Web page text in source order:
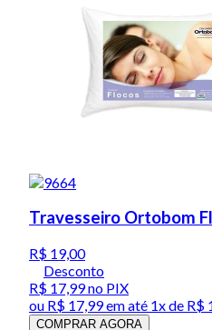
Travesseiro Ortobom
R$ 19,00
Desconto
R$ 17,99no PIX
ou R$ 17,99em até 1x de R$
COMPRAR AGORA